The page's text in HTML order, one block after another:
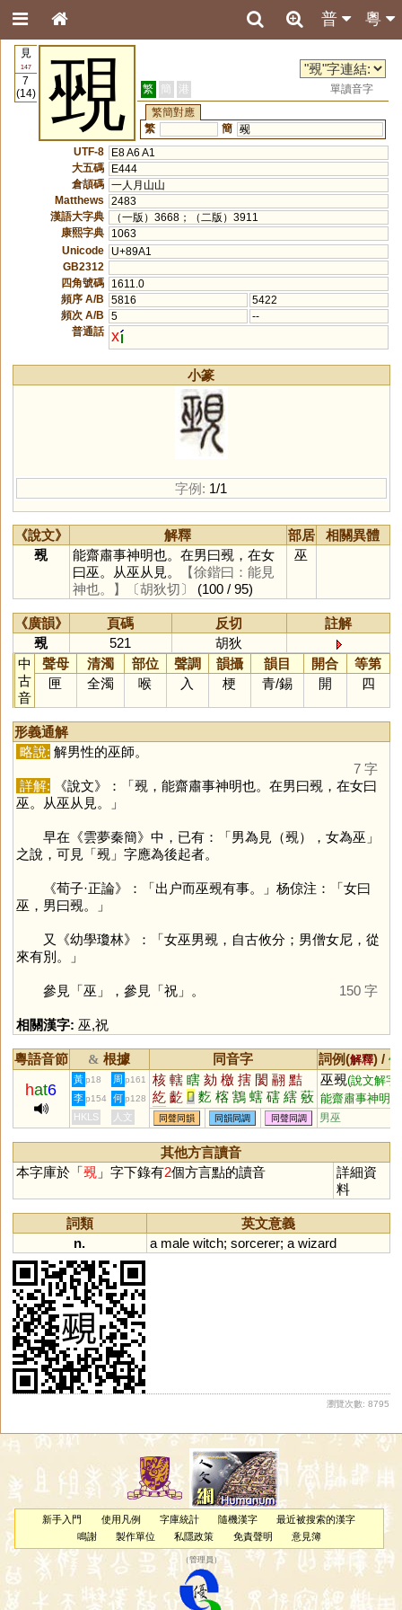
粵
普
見
147
7
(14)
覡 繁 簡 港
單讀音字
繁簡對應
繁
簡 觋
UTF-8
E8 A6 A1
大五碼
E444
倉頡碼 一人月山山
Matthews
2483
漢語大字典
（一版）3668；（二版）3911
康熙字典
1063
Unicode
U+89A1
GB2312
四角號碼
1611.0
頻序 A/B
5816
5422
頻次 A/B
5
--
普通話 x
小篆
字例: 1/1
《說文》 解釋 部居
相關異體
覡
能齋肅事神明也。在男曰覡，在女
曰巫。从巫从見。
【徐鍇曰：能見
神也。】
〔胡狄切〕 (100 / 95)
巫
《廣韻》 頁碼 反切
註解
覡
521
胡狄
中
古
音
聲母 清濁 部位 聲調 韻攝 韻目 開合
等第
匣
全濁 喉 入 梗 青/錫 開 四
形義通解
略說: 解男性的巫師。
7 字
詳解: 《說文》：「覡，能齋肅事神明也。在男曰覡，在女曰
巫。从巫从見。」
早在《雲夢秦簡》中，已有：「男為見（覡），女為巫」
之說，可見「覡」字應為後起者。
《荀子·正論》：「出户而巫覡有事。」杨倞注：「女曰
巫，男曰覡。」
又《幼學瓊林》：「女巫男覡，自古攸分；男僧女尼，從
來有別。」
參見「巫 」，參見「祝」。 150 字
相關漢字: 巫,祝
粵語音節 & 根據 同音字 詞例(解釋) /
hat6
黃 p18 周 p161 核 轄 瞎 劾 檄 搳 閡 翮 黠
紇 齕 𦵯 麧 楁 鶷 螛 磍 縖 薂
蒚 獥 覈 礉 舝 籺
巫覡(說文解字
能齋肅事神明
者，在男曰覡，
,朵
李 p154 何 p128
HKLS 人文 同聲同韻 同韻同調 同聲同調 男巫
其他方言讀音
本字庫於「覡」字下錄有2個方言點的讀音
詳細資
料
詞類
英文意義
n.
a male witch; sorcerer; a wizard
瀏覽次數: 8795
新手入門 使用凡例 字庫統計 隨機漢字
最近被搜索的漢字
鳴謝
製作單位 私隱政策 免責聲明 意見簿
（管理員 ）